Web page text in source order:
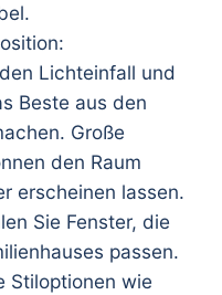
Lichteinfall und
Beste aus den
Große
den Raum
erscheinen lassen.
Sie Fenster, die
passen.
Stiloptionen wie